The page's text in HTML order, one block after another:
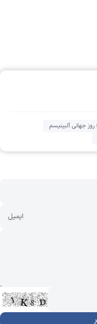
روز جهانی آلبینیسم